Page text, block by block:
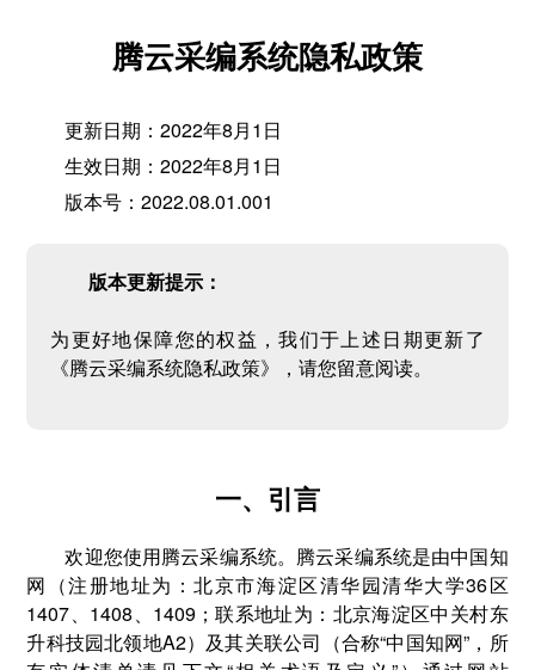
腾云采编系统隐私政策
更新日期：2022年8月1日
生效日期：2022年8月1日
版本号：2022.08.01.001
版本更新提示：
为更好地保障您的权益，我们于上述日期更新了
《腾云采编系统隐私政策》，请您留意阅读。
一、引言
欢迎您使用腾云采编系统。腾云采编系统是由中国知
网（注册地址为：北京市海淀区清华园清华大学36区
1407、1408、1409；联系地址为：北京海淀区中关村东
升科技园北领地A2）及其关联公司（合称“中国知网”，所